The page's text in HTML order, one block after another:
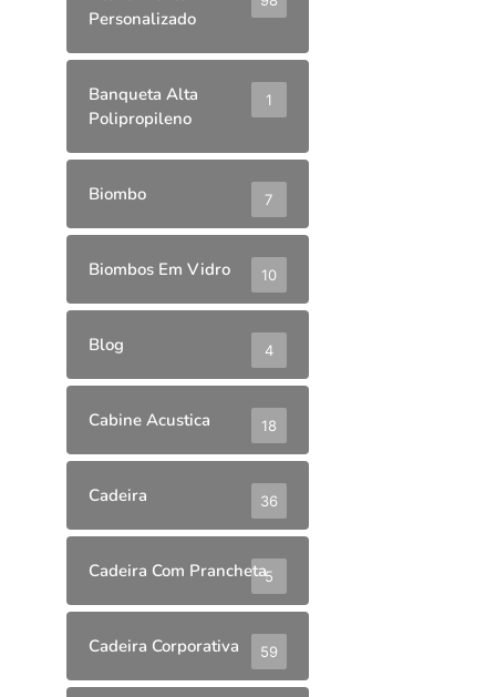
Personalizado
Banqueta Alta
Polipropileno
1
Biombo 7
Biombos Em Vidro 10
Blog 4
Cabine Acustica 18
Cadeira 36
Cadeira Com Prancheta5
Cadeira Corporativa 59